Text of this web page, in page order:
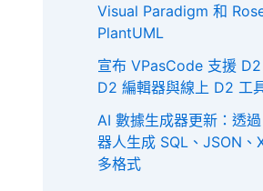
Visual Paradigm 和
PlantUML
宣布 VPasCode 支援
D2 編輯器與線上 D2 工
AI 數據生成器更新：透
器人生成 SQL、JSON、
多格式